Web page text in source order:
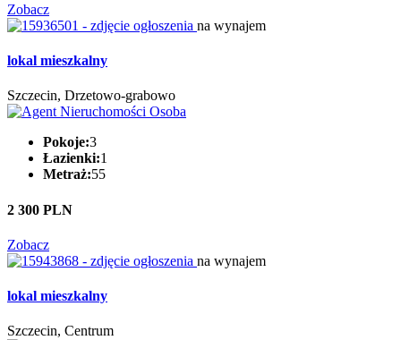
Zobacz
na wynajem
lokal mieszkalny
Szczecin, Drzetowo-grabowo
Pokoje:3
Łazienki:1
Metraż:55
2 300 PLN
Zobacz
na wynajem
lokal mieszkalny
Szczecin, Centrum